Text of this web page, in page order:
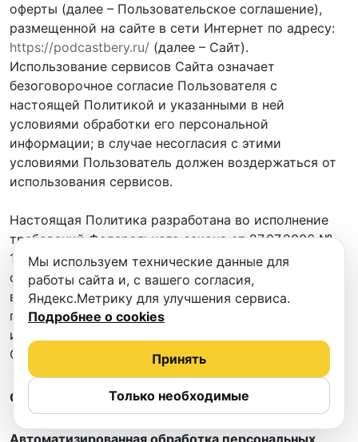
оферты (далее – Пользовательское соглашение),
размещенной на сайте в сети Интернет по адресу:
https://podcastbery.ru/ (далее – Сайт).
Использование сервисов Сайта означает
безоговорочное согласие Пользователя с
настоящей Политикой и указанными в ней
условиями обработки его персональной
информации; в случае несогласия с этими
условиями Пользователь должен воздержаться от
использования сервисов.
Настоящая Политика разработана во исполнение
требований Федерального закона от 27.07.2006 №
152-ФЗ «О персональных данных» (далее — «Закон
о персональных данных») и действует в отношении
всей информации, которую Оператор может
получить о Пользователях и Поставщиках при
использовании ими Сайта, сервисов и услуг
Оператора.
ОСНОВНЫЕ ПОНЯТИЯ
Автоматизированная обработка персональных
Мы используем технические данные для
работы сайта и, с вашего согласия,
Яндекс.Метрику для улучшения сервиса.
Подробнее о cookies
Только необходимые
Принять